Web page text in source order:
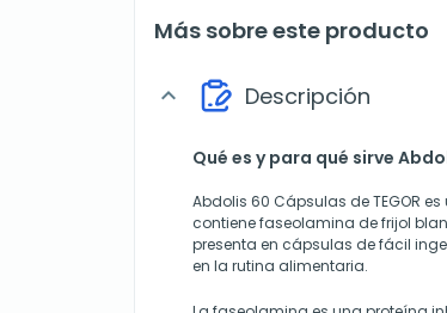
Más sobre este producto
expand_more Descripción
Qué es y para qué sirve
Abdolis 60 Cápsulas de TEGOR
contiene faseolamina de frijol
presenta en cápsulas de fácil
en la rutina alimentaria.